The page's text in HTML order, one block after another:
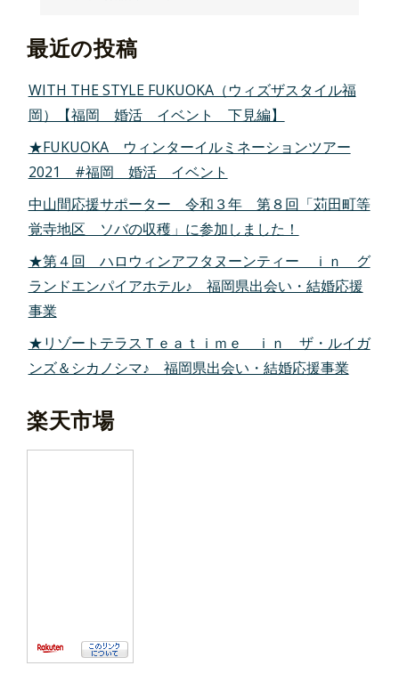
最近の投稿
WITH THE STYLE FUKUOKA（ウィズザスタイル福
岡）【福岡 婚活 イベント 下見編】
★FUKUOKA ウィンターイルミネーションツアー
2021 #福岡 婚活 イベント
中山間応援サポーター 令和３年 第８回「苅田町等
覚寺地区 ソバの収穫」に参加しました！
★第４回 ハロウィンアフタヌーンティー ｉｎ グ
ランドエンパイアホテル♪ 福岡県出会い・結婚応援
事業
★リゾートテラスＴｅａｔｉｍｅ ｉｎ ザ・ルイガ
ンズ＆シカノシマ♪ 福岡県出会い・結婚応援事業
楽天市場